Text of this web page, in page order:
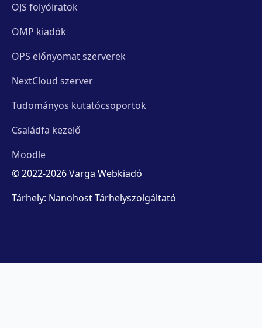
OJS folyóiratok
OMP kiadók
OPS előnyomat szerverek
NextCloud szerver
Tudományos kutatócsoportok
Családfa kezelő
Moodle
© 2022-2026 Varga Webkiadó
Tárhely: Nanohost Tárhelyszolgáltató